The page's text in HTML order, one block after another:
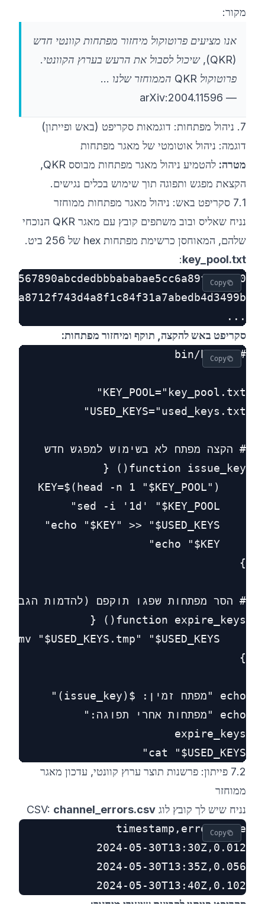
מקור:
אנו מציעים פרוטוקול מיחזור מפתחות קוונטי חדש
(QKR), שיכול לסבול את הרעש בערוץ הקוונטי.
פרוטוקול QKR הממוחזר שלנו ...
—
arXiv:2004.11596
7. ניהול מפתחות: דוגמאות סקריפט (באש ופייתון)
דוגמה: ניהול אוטומטי של מאגר מפתחות
מטרה:
להטמיע ניהול מאגר מפתחות מבוסס QKR,
הקצאת מפגש ותפוגה תוך שימוש בכלים נגישים.
7.1 סקריפט באש: ניהול מאגר מפתחות ממוחזר
נניח שאליס ובוב משתפים קובץ עם מאגר QKR הנוכחי
שלהם, המאוחסן כרשימת מפתחות hex של 256 ביט.
key_pool.txt
:
...
Copy
סקריפט באש להקצה, תוקף ומיחזור מפתחות:
cat "$USED_KEYS"
Copy
7.2 פייתון: פרשנות תוצר ערוץ קוונטי, עדכון מאגר
ממוחזר
נניח שיש לך קובץ לוג CSV: channel_errors.csv
2024-05-30T13:40Z,0.102
Copy